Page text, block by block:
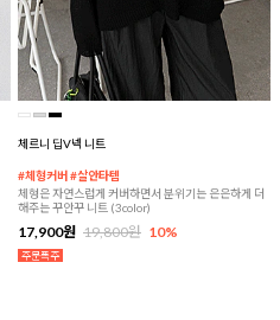
체르니 딥V넥 니트
#체형커버 #살안타템
체형은 자연스럽게 커버하면서 분위기는 은은하게 더
해주는 꾸안꾸 니트 (3color)
17,900원 19,800원 10%